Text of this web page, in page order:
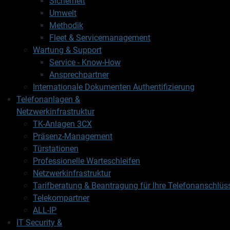
Umwelt
Methodik
Fleet & Servicemanagement
Wartung & Support
Service - Know-How
Ansprechpartner
Internationale Dokumenten Authentifizierung
Telefonanlagen &
Netzwerkinfrastruktur
TK-Anlagen 3CX
Präsenz-Management
Türstationen
Professionelle Warteschleifen
Netzwerkinfrastruktur
Tarifberatung & Beantragung für Ihre
Telekompartner
ALL-IP
IT Security &